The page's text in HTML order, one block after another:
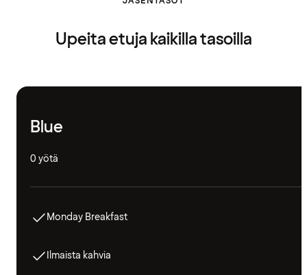
Upeita etuja kaikilla tasoilla
Blue
0 yötä
Monday Breakfast
Ilmaista kahvia